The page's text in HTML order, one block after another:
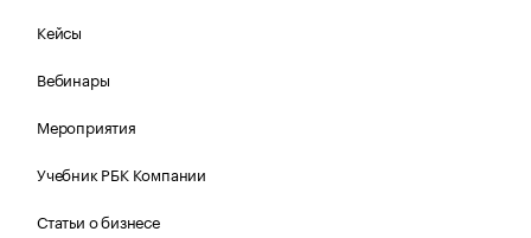
Кейсы
Вебинары
Мероприятия
Учебник РБК Компании
Статьи о бизнесе